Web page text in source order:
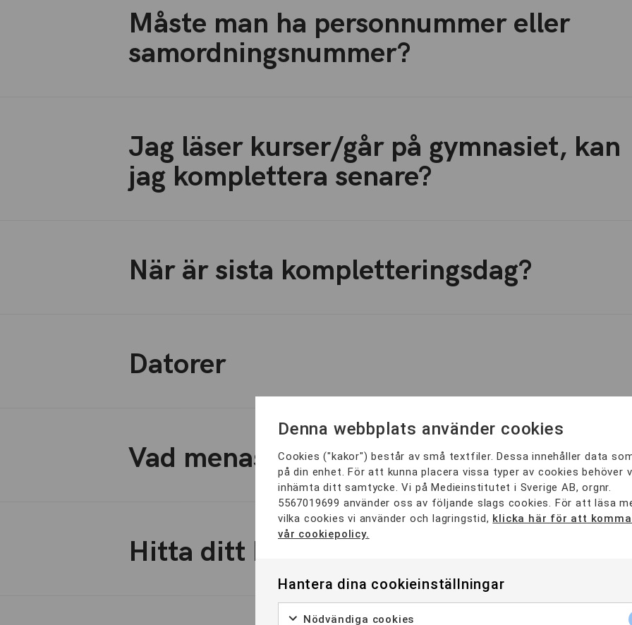
Måste man ha personnummer eller
samordningsnummer?
Jag läser kurser/går på gymnasiet, kan
jag komplettera senare?
När är sista kompletteringsdag?
Datorer
Vad menas med Matematik 2?
Hitta ditt betyg och examensbevis
Denna webbplats använder cookies
Cookies ("kakor") består av små textfiler. Dessa innehåller data
på din enhet. För att kunna placera vissa typer av cookies behöver
inhämta ditt samtycke. Vi på Medieinstitutet i Sverige AB, orgnr.
5567019699 använder oss av följande slags cookies. För att läsa
vilka cookies vi använder och lagringstid, klicka här för att
vår cookiepolicy.
Hantera dina cookieinställningar
Nödvändiga cookies